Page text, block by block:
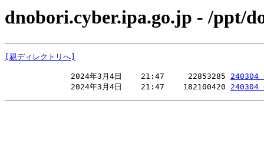
dnobori.cyber.ipa.go.jp - /ppt/
[親ディレクトリへ]
              2024年3月4日    21:47     22853285
240304
              2024年3月4日    21:47    182100420
240304